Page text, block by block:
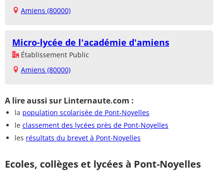
Amiens (80000)
Micro-lycée de l'académie d'amiens
Établissement Public
Amiens (80000)
A lire aussi sur Linternaute.com :
la population scolarisée de Pont-Noyelles
le classement des lycées près de Pont-Noyelles
les résultats du brevet à Pont-Noyelles
Ecoles, collèges et lycées à Pont-Noyelles